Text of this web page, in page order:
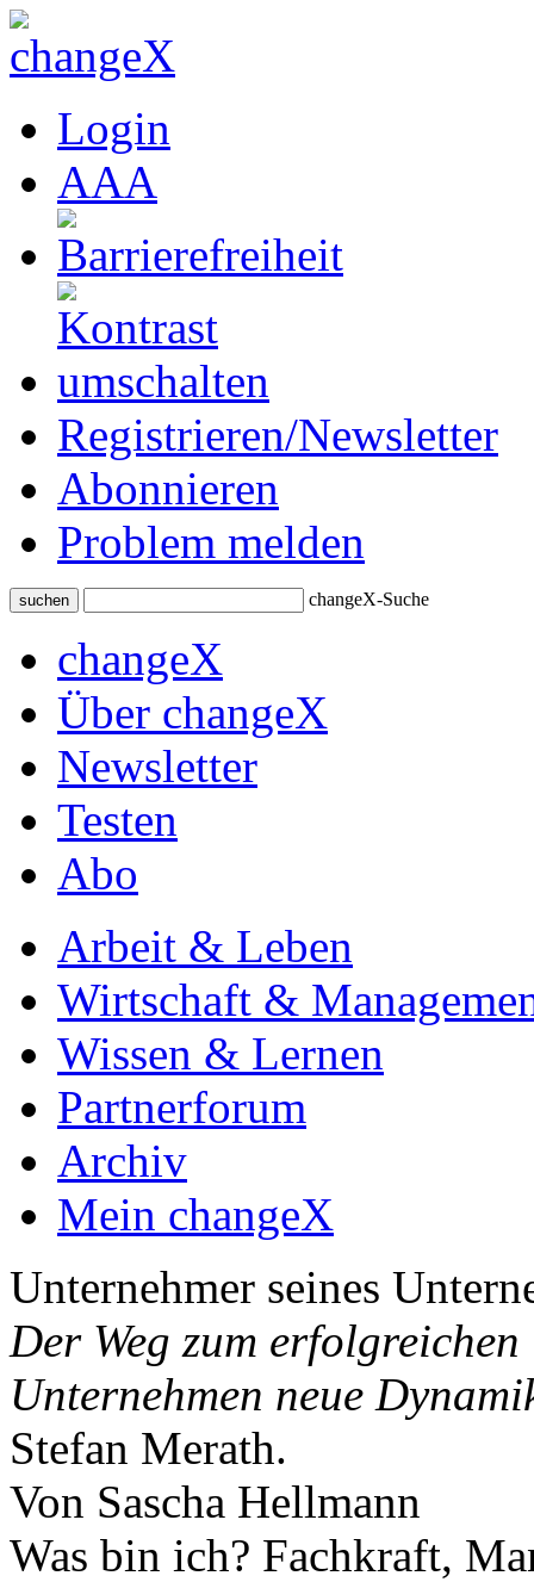
Login
AAA
Registrieren/Newsletter
Abonnieren
Problem melden
suchen changeX-Suche
changeX
Über changeX
Newsletter
Testen
Abo
Arbeit & Leben
Wirtschaft &
Wissen & Lernen
Partnerforum
Archiv
Mein changeX
Unternehmer seines
Der Weg zum
Unternehmen neue
Stefan Merath.
Von Sascha Hellmann
Was bin ich? Fachkraft,